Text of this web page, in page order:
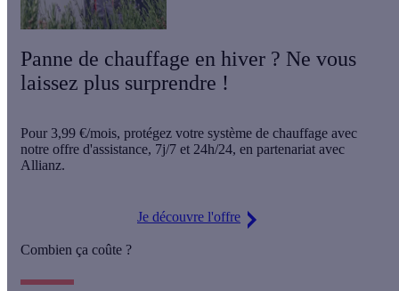
Panne de chauffage en hiver ? Ne vous
laissez plus surprendre !
Pour 3,99 €/mois, protégez votre système de chauffage avec
notre offre d'assistance, 7j/7 et 24h/24, en partenariat avec
Allianz.
Je découvre l'offre
Combien ça coûte ?